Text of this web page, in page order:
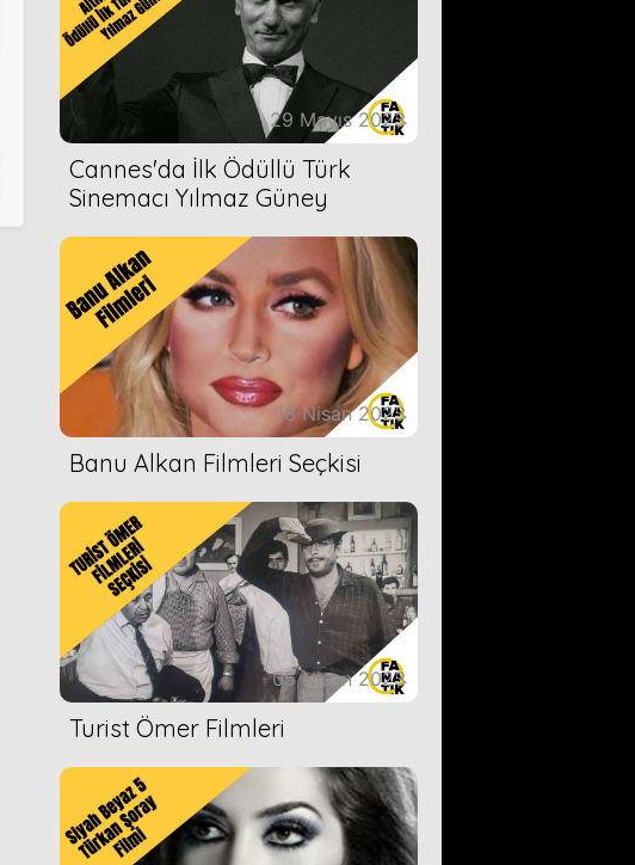
29 Mayıs 2023
Cannes'da İlk Ödüllü Türk
Sinemacı Yılmaz Güney
18 Nisan 2023
Banu Alkan Filmleri Seçkisi
05 Nisan 2023
Turist Ömer Filmleri